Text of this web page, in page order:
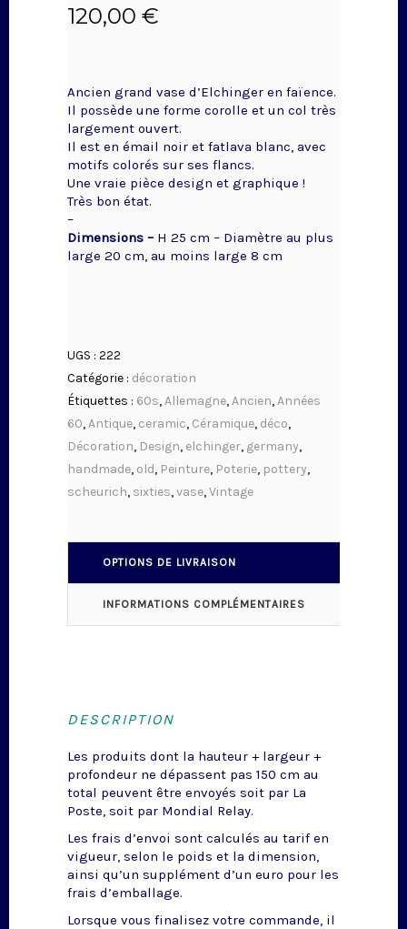
120,00 €
Ancien grand vase d’Elchinger en faïence.
Il possède une forme corolle et un col très
largement ouvert.
Il est en émail noir et fatlava blanc, avec
motifs colorés sur ses flancs.
Une vraie pièce design et graphique !
Très bon état.
–
Dimensions – H 25 cm – Diamètre au plus
large 20 cm, au moins large 8 cm
UGS : 222
Catégorie : décoration
Étiquettes : 60s,Allemagne,Ancien,Années
60,Antique, ceramic, Céramique, déco,
Décoration, Design, elchinger, germany,
handmade, old, Peinture, Poterie, pottery,
scheurich, sixties,vase,Vintage
OPTIONS DE LIVRAISON
INFORMATIONS COMPLÉMENTAIRES
DESCRIPTION
Les produits dont la hauteur + largeur +
profondeur ne dépassent pas 150 cm au
total peuvent être envoyés soit par La
Poste, soit par Mondial Relay.
Les frais d’envoi sont calculés au tarif en
vigueur, selon le poids et la dimension,
ainsi qu’un supplément d’un euro pour les
frais d’emballage.
Lorsque vous finalisez votre commande, il